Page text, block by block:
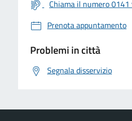
Chiama il numero
Prenota appuntamento
Problemi in città
Segnala disservizio